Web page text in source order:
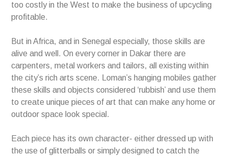
too costly in the West to make the business of upcycling
profitable.
But in Africa, and in Senegal especially, those skills are
alive and well. On every corner in Dakar there are
carpenters, metal workers and tailors, all existing within
the city’s rich arts scene. Loman’s hanging mobiles gather
these skills and objects considered ‘rubbish’ and use them
to create unique pieces of art that can make any home or
outdoor space look special.
Each piece has its own character- either dressed up with
the use of glitterballs or simply designed to catch the